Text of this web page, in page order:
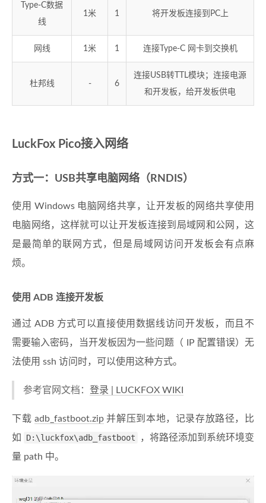
Type-C数据
线
1米 1 将开发板连接到PC上
网线 1米 1 连接Type-C 网卡到交换机
杜邦线 - 6
连接USB转TTL模块；连接电源
和开发板，给开发板供电
LuckFox Pico接入网络
方式一：USB共享电脑网络（RNDIS）
使用 Windows 电脑网络共享，让开发板的网络共享使用
电脑网络，这样就可以让开发板连接到局域网和公网，这
是最简单的联网方式，但是局域网访问开发板会有点麻
烦。
使用 ADB 连接开发板
通过 ADB 方式可以直接使用数据线访问开发板，而且不
需要输入密码，当开发板因为一些问题（ IP 配置错误）无
法使用 ssh 访问时，可以使用这种方式。
参考官网文档： 登录 | LUCKFOX WIKI
下载 adb_fastboot.zip并解压到本地，记录存放路径，比
如
D:\luckfox\adb_fastboot
，将路径添加到系统环境变
量 path 中。